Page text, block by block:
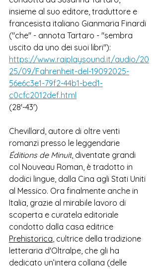
insieme al suo editore, traduttore e
francesista italiano Gianmaria Finardi
("che" - annota Tartaro - "sembra
uscito da uno dei suoi libri"):
https://www.raiplaysound.it/audio/20
25/09/Fahrenheit-del-19092025-
56e6c3e1-79f2-44b1-bed1-
c0cfc2012def.html
(28'-43')
Chevillard, autore di oltre venti
romanzi presso le leggendarie
Éditions de Minuit, diventate grandi
col Nouveau Roman, è tradotto in
dodici lingue, dalla Cina agli Stati Uniti
al Messico. Ora finalmente anche in
Italia, grazie al mirabile lavoro di
scoperta e curatela editoriale
condotto dalla casa editrice
Prehistorica, cultrice della tradizione
letteraria d'Oltralpe, che gli ha
dedicato un’intera collana (delle